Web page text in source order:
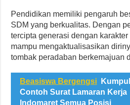
Pendidikan memiliki pengaruh
SDM yang berkualitas. Dengan
tercipta generasi dengan
mampu mengaktualisasikan
tombak peradaban berkemajuan
Beasiswa Bergengsi
Contoh Surat Lamaran Kerja
Indomaret Semua Posisi